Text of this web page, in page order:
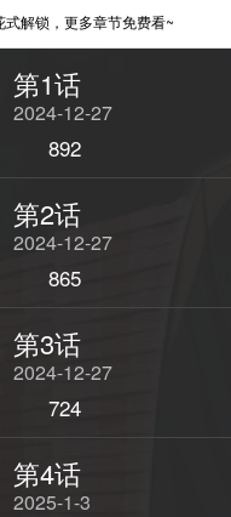
30多年后已知的
的信任，与此
打手组织、政界
，一步一步实现
复仇计划…
式解锁，更多章节免费看~
第1话
2024-12-27
892
第2话
2024-12-27
865
第3话
2024-12-27
724
第4话
2025-1-3